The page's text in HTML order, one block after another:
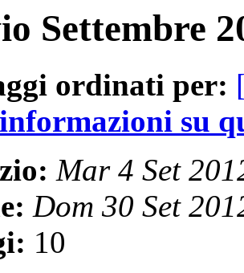
Settembre
ordinati per:
su
Mar 4 Set
Dom 30 Set
10